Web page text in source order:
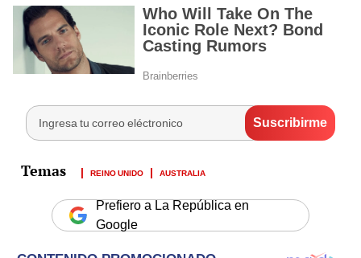
REINO UNIDO AUSTRALIA
Prefiero a La República en
Google